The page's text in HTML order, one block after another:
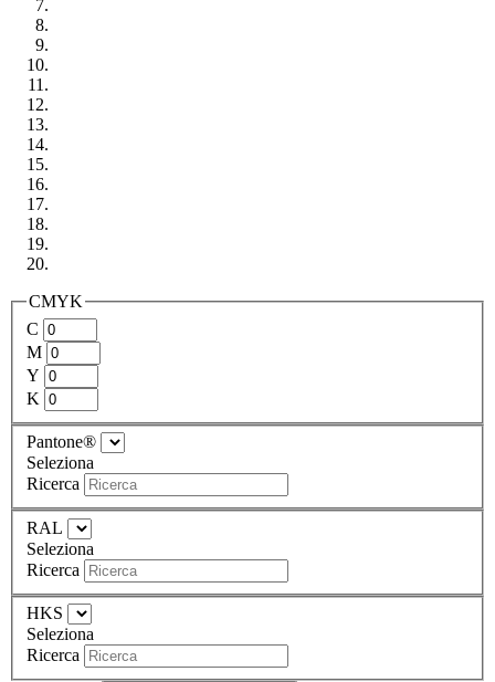
CMYK
C
M
Y
K
Pantone®
Seleziona
Ricerca
RAL
Seleziona
Ricerca
HKS
Seleziona
Ricerca